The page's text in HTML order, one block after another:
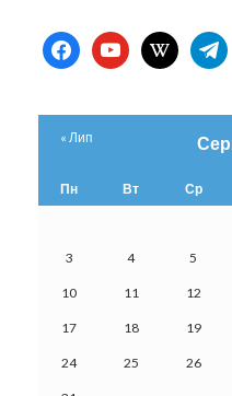
facebookyoutubewikipedia
Пн Вт Ср
3 4 5
10 11 12
17 18 19
24 25 26
« Лип